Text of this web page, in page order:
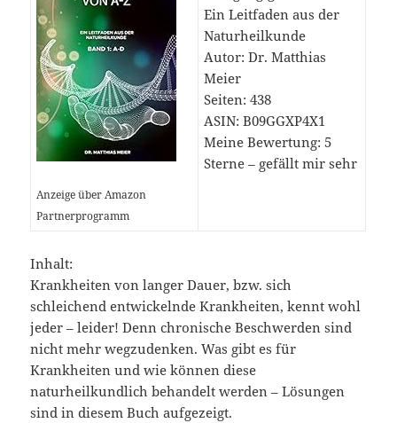
Anzeige über Amazon
Partnerprogramm
Ein Leitfaden aus der
Naturheilkunde
Autor: Dr. Matthias
Meier
Seiten: 438
ASIN:B09GGXP4X1
Meine Bewertung: 5
Sterne – gefällt mir sehr
Inhalt:
Krankheiten von langer Dauer, bzw. sich
schleichend entwickelnde Krankheiten, kennt wohl
jeder – leider! Denn chronische Beschwerden sind
nicht mehr wegzudenken. Was gibt es für
Krankheiten und wie können diese
naturheilkundlich behandelt werden – Lösungen
sind in diesem Buch aufgezeigt.